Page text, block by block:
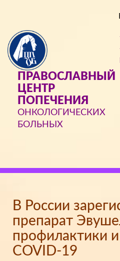
ПРАВОСЛАВНЫЙ
ЦЕНТР
ПОПЕЧЕНИЯ
ОНКОЛОГИЧЕСКИХ
БОЛЬНЫХ
В России
препарат
профилактики
COVID-19